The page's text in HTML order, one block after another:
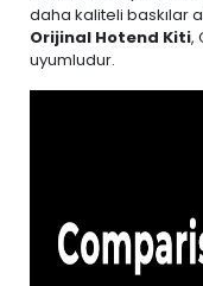
daha kaliteli baskılar
Orijinal Hotend Kiti,
uyumludur.